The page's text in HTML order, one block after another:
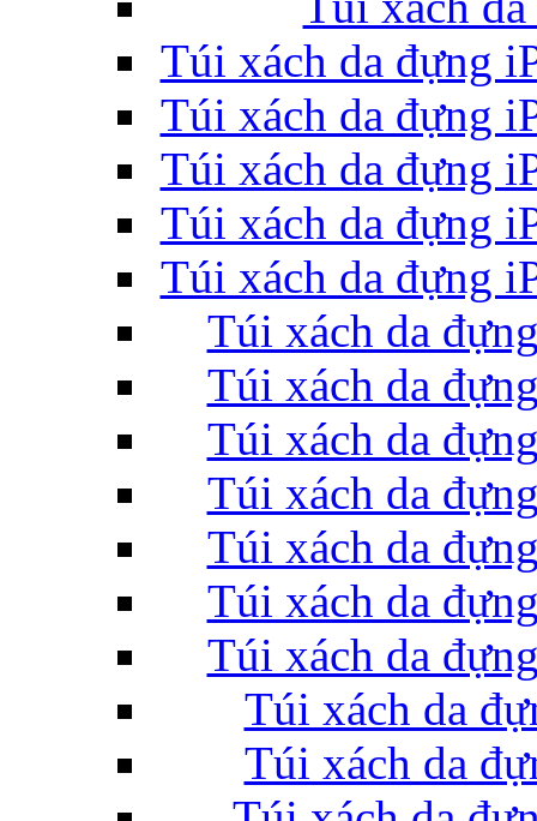
Bao da
Túi xách da đựng
Túi xách da đựng
Túi xách da đựng
Túi xách da đựng
Túi xách da đựng
Túi xách da
Túi xách da
Túi xách da
Túi xách da
Túi xách da
Túi xách da
Túi xách da
Túi xách da
Túi xách da